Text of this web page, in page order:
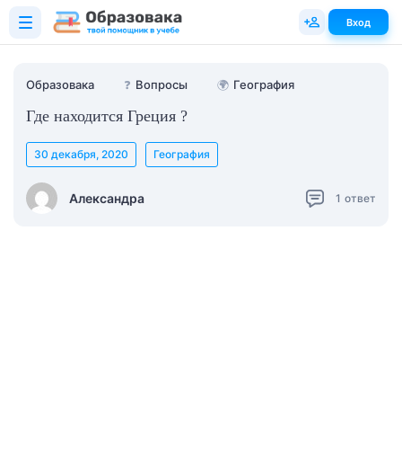
Образовака ❓ Вопросы 🌍 География
Где находится Греция ?
Александра
30 декабря, 2020 География
1 ответ
Вход